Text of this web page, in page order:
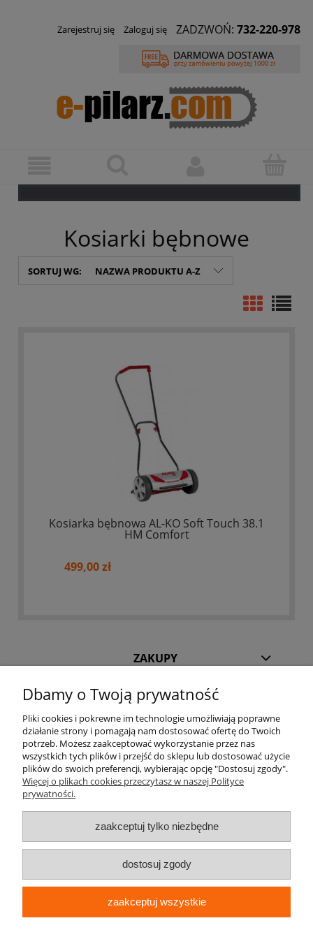
Zarejestruj się Zaloguj się ZADZWOŃ: 732-220-978
Kosiarki bębnowe
SORTUJ WG: NAZWA PRODUKTU A-Z
Kosiarka bębnowa AL-KO Soft Touch 38.1
HM Comfort
499,00 zł
ZAKUPY
POMOC
INFORMACJE
KILKA SŁÓW O NAS
Dbamy o Twoją prywatność
Pliki cookies i pokrewne im technologie umożliwiają poprawne
działanie strony i pomagają nam dostosować ofertę do Twoich
potrzeb. Możesz zaakceptować wykorzystanie przez nas
wszystkich tych plików i przejść do sklepu lub dostosować użycie
plików do swoich preferencji, wybierając opcję "Dostosuj zgody".
Więcej o plikach cookies przeczytasz w naszej Polityce
prywatności.
zaakceptuj tylko niezbędne
dostosuj zgody
zaakceptuj wszystkie